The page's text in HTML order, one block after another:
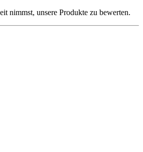
nimmst, unsere Produkte zu bewerten.